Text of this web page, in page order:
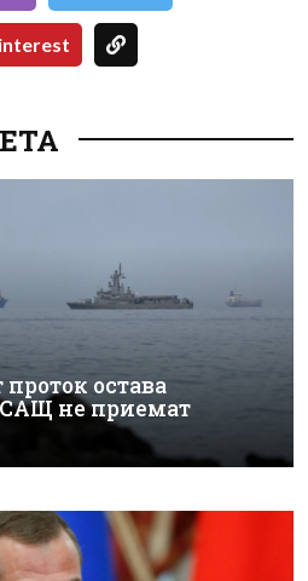
остава
САЩ не приемат